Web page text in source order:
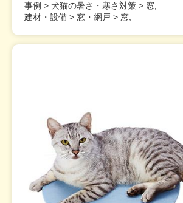
事例 > 犬猫の暑さ・寒さ対策 > 窓,
建材・設備 > 窓・網戸 > 窓,